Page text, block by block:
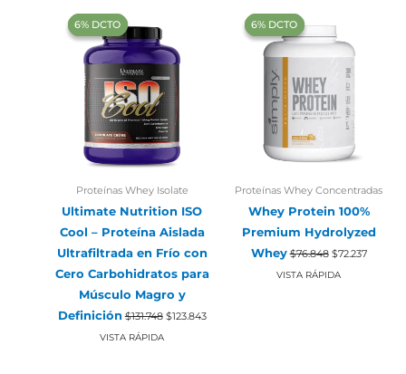
‍6% DCTO‍‍
‍6% DCTO‍‍
Proteínas Whey Isolate
Ultimate Nutrition ISO
Cool – Proteína Aislada
Ultrafiltrada en Frío con
Cero Carbohidratos para
Músculo Magro y
Definición $131.748 El
precio
$123.843El
precio
VISTA RÁPIDA
‍6% DCTO‍‍
‍6% DCTO‍‍
Proteínas Whey Concentradas
Whey Protein 100%
Premium Hydrolyzed
Whey $76.848 El
precio
original
$72.237El
VISTA RÁPIDA